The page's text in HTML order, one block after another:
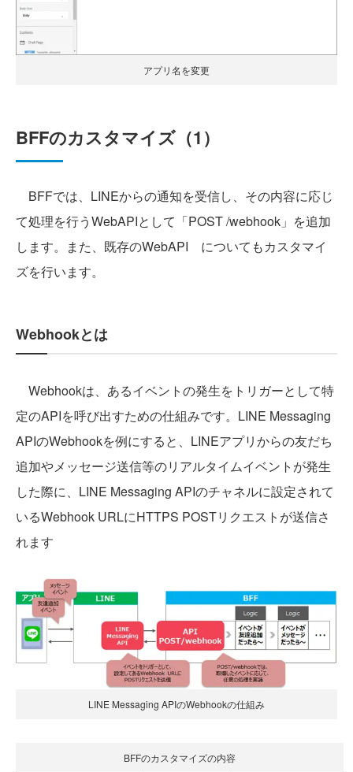
アプリ名を変更
BFFのカスタマイズ（1）
BFFでは、LINEからの通知を受信し、その内容に応じ
て処理を行うWebAPIとして「POST /webhook」を追加
します。また、既存のWebAPI についてもカスタマイ
ズを行います。
Webhookとは
Webhookは、あるイベントの発生をトリガーとして特
定のAPIを呼び出すための仕組みです。LINE Messaging
APIのWebhookを例にすると、LINEアプリからの友だち
追加やメッセージ送信等のリアルタイムイベントが発生
した際に、LINE Messaging APIのチャネルに設定されて
いるWebhook URLにHTTPS POSTリクエストが送信さ
れます
LINE Messaging APIのWebhookの仕組み
BFFのカスタマイズの内容